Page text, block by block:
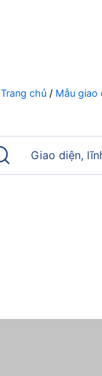
Trang chủ / Mẫu giao